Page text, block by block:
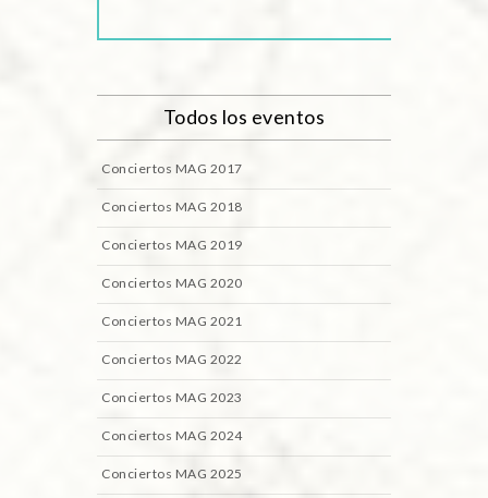
Todos los eventos
Conciertos MAG 2017
Conciertos MAG 2018
Conciertos MAG 2019
Conciertos MAG 2020
Conciertos MAG 2021
Conciertos MAG 2022
Conciertos MAG 2023
Conciertos MAG 2024
Conciertos MAG 2025